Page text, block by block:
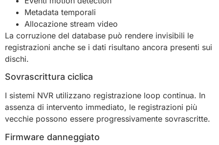
Metadata temporali
Allocazione stream video
La corruzione del database può rendere invisibili le
registrazioni anche se i dati risultano ancora presenti sui
dischi.
Sovrascrittura ciclica
I sistemi NVR utilizzano registrazione loop continua. In
assenza di intervento immediato, le registrazioni più
vecchie possono essere progressivamente sovrascritte.
Firmware danneggiato